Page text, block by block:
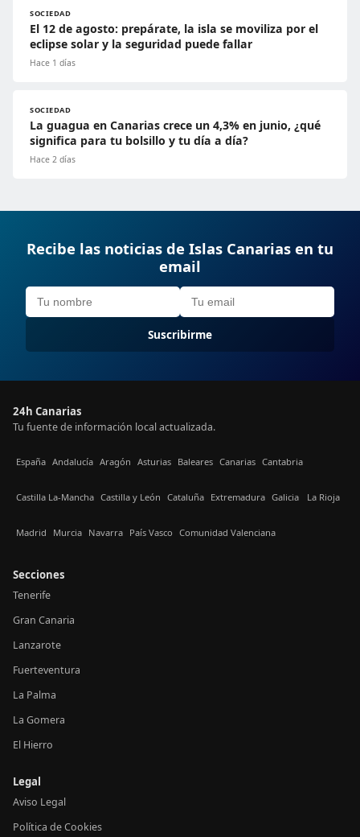
SOCIEDAD
El 12 de agosto: prepárate, la isla se moviliza por el
eclipse solar y la seguridad puede fallar
Hace 1 días
SOCIEDAD
La guagua en Canarias crece un 4,3% en junio, ¿qué
significa para tu bolsillo y tu día a día?
Hace 2 días
Recibe las noticias de Islas Canarias en tu
email
Suscribirme
24h Canarias
Tu fuente de información local actualizada.
España Andalucía Aragón Asturias Baleares Canarias Cantabria
Castilla La-Mancha Castilla y León Cataluña Extremadura Galicia La Rioja
Madrid Murcia Navarra País Vasco Comunidad Valenciana
Secciones
Tenerife
Gran Canaria
Lanzarote
Fuerteventura
La Palma
La Gomera
El Hierro
Legal
Aviso Legal
Política de Cookies